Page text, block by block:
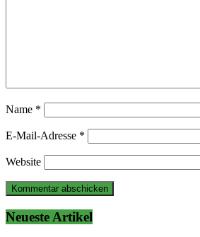
Name *
E-Mail-Adresse *
Website
Neueste Artikel